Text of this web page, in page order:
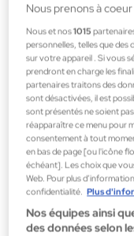
Idc Institute
Country Rose Hand
Savon pour les mains
3,88 €
Nous prenons à
Nous et nos1015
personnelles, telles que des
sur votre appareil . Si vous
prendront en charge les
partenaires traitons des
sont désactivées, il est
sont présentés ne soient
réapparaître ce menu pour
consentement à tout
en bas de page [ou l'icône
échéant]. Les choix que
Web. Pour plus
confidentialité. Plus
Nos équipes ainsi
des données selon